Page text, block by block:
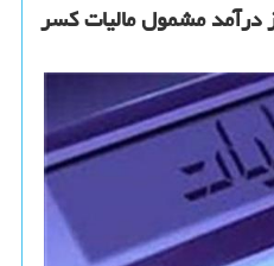
درآمد مشمول مالیات كسر